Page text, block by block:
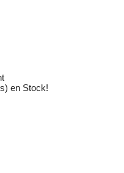
en Stock!